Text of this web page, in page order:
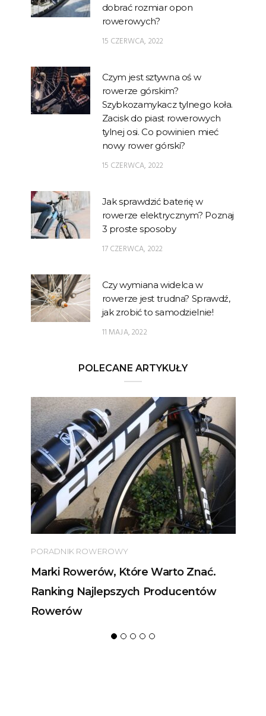
dobrać rozmiar opon
rowerowych?
15 CZERWCA, 2022
Czym jest sztywna oś w
rowerze górskim?
Szybkozamykacz tylnego koła.
Zacisk do piast rowerowych
tylnej osi. Co powinien mieć
nowy rower górski?
15 CZERWCA, 2022
Jak sprawdzić baterię w
rowerze elektrycznym? Poznaj
3 proste sposoby
17 CZERWCA, 2022
Czy wymiana widelca w
rowerze jest trudna? Sprawdź,
jak zrobić to samodzielnie!
11 MAJA, 2022
POLECANE ARTYKUŁY
PORADNIK ROWEROWY
Marki Rowerów, Które Warto Znać.
Ranking Najlepszych Producentów
Rowerów